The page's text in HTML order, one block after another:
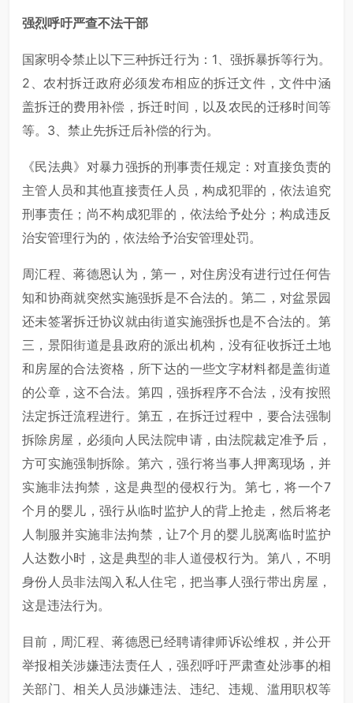
强烈呼吁严查不法干部
国家明令禁止以下三种拆迁行为：1、强拆暴拆等行为。
2、农村拆迁政府必须发布相应的拆迁文件，文件中涵
盖拆迁的费用补偿，拆迁时间，以及农民的迁移时间等
等。3、禁止先拆迁后补偿的行为。
《民法典》对暴力强拆的刑事责任规定：对直接负责的
主管人员和其他直接责任人员，构成犯罪的，依法追究
刑事责任；尚不构成犯罪的，依法给予处分；构成违反
治安管理行为的，依法给予治安管理处罚。
周汇程、蒋德恩认为，第一，对住房没有进行过任何告
知和协商就突然实施强拆是不合法的。第二，对盆景园
还未签署拆迁协议就由街道实施强拆也是不合法的。第
三，景阳街道是县政府的派出机构，没有征收拆迁土地
和房屋的合法资格，所下达的一些文字材料都是盖街道
的公章，这不合法。第四，强拆程序不合法，没有按照
法定拆迁流程进行。第五，在拆迁过程中，要合法强制
拆除房屋，必须向人民法院申请，由法院裁定准予后，
方可实施强制拆除。第六，强行将当事人押离现场，并
实施非法拘禁，这是典型的侵权行为。第七，将一个7
个月的婴儿，强行从临时监护人的背上抢走，然后将老
人制服并实施非法拘禁，让7个月的婴儿脱离临时监护
人达数小时，这是典型的非人道侵权行为。第八，不明
身份人员非法闯入私人住宅，把当事人强行带出房屋，
这是违法行为。
目前，周汇程、蒋德恩已经聘请律师诉讼维权，并公开
举报相关涉嫌违法责任人，强烈呼吁严肃查处涉事的相
关部门、相关人员涉嫌违法、违纪、违规、滥用职权等